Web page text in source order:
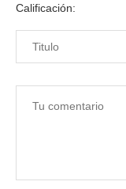
Calificación: